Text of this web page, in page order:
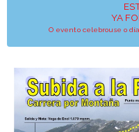
YA
O evento celebrouse o